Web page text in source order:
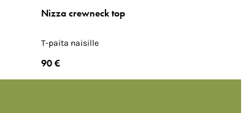
Nizza crewneck top
T-paita naisille
90 €